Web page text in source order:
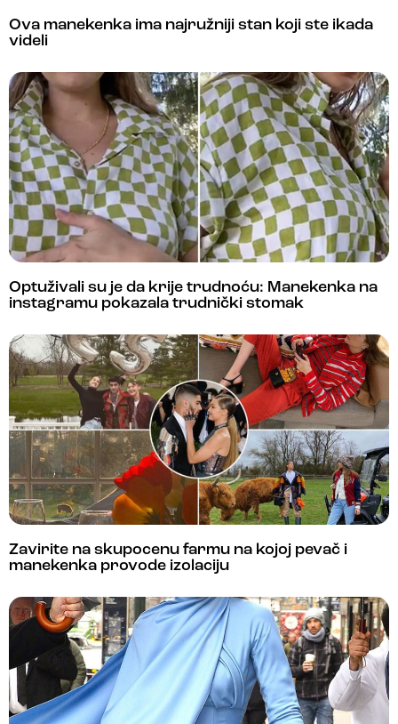
Ova manekenka ima najružniji stan koji ste ikada
videli
Optuživali su je da krije trudnoću: Manekenka na
instagramu pokazala trudnički stomak
Zavirite na skupocenu farmu na kojoj pevač i
manekenka provode izolaciju